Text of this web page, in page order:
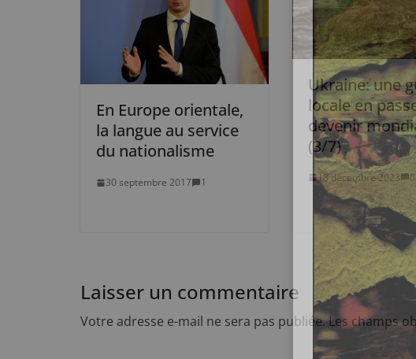
En Europe orientale,
la langue au service
du nationalisme
30 septembre 2017 1
Ukraine: une
locale en
devenir
(3/7)
18 décembre 2023 0
Laisser un commentaire
Votre adresse e-mail ne sera pas publiée.Les champs